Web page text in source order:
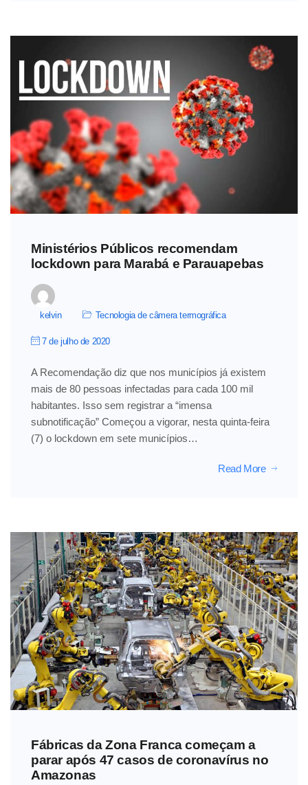
Ministérios Públicos recomendam
lockdown para Marabá e Parauapebas
kelvin Tecnologia de câmera termográfica
7 de julho de 2020
A Recomendação diz que nos municípios já existem
mais de 80 pessoas infectadas para cada 100 mil
habitantes. Isso sem registrar a “imensa
subnotificação” Começou a vigorar, nesta quinta-feira
(7) o lockdown em sete municípios…
Read More
Fábricas da Zona Franca começam a
parar após 47 casos de coronavírus no
Amazonas